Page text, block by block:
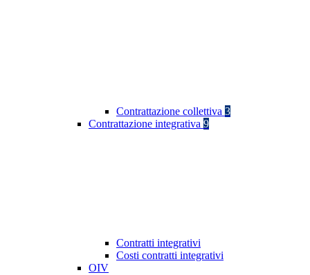
Contrattazione collettiva 3
Contrattazione integrativa 9
Contratti integrativi
Costi contratti integrativi
OIV